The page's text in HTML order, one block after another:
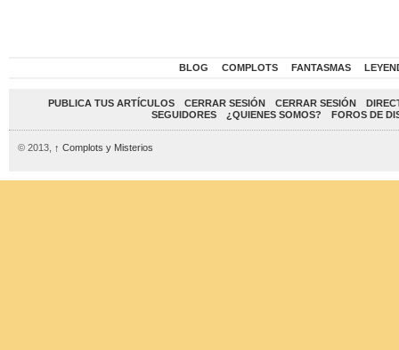
BLOG COMPLOTS FANTASMAS
PUBLICA TUS ARTÍCULOS CERRAR SESIÓN CERRAR SESIÓN
SEGUIDORES
¿QUIENES SOMOS? FOROS DE
© 2013, ↑ Complots y Misterios